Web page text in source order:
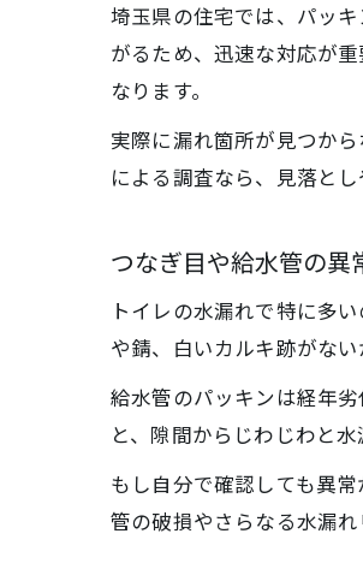
埼玉県の住宅では、パッ
がるため、迅速な対応が
なります。
実際に漏れ箇所が見つか
による調査なら、見落と
つなぎ目や給水管の異
トイレの水漏れで特に多
や錆、白いカルキ跡がな
給水管のパッキンは経年
と、隙間からじわじわと
もし自分で確認しても異
管の破損やさらなる水漏れ